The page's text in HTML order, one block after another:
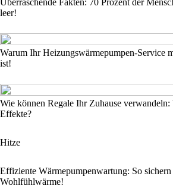
Überraschende Fakten: 70 Prozent der
leer!
Warum Ihr Heizungswärmepumpen-Service
ist!
Wie können Regale Ihr Zuhause
Effekte?
Hitze
Effiziente Wärmepumpenwartung: So sichern
Wohlfühlwärme!